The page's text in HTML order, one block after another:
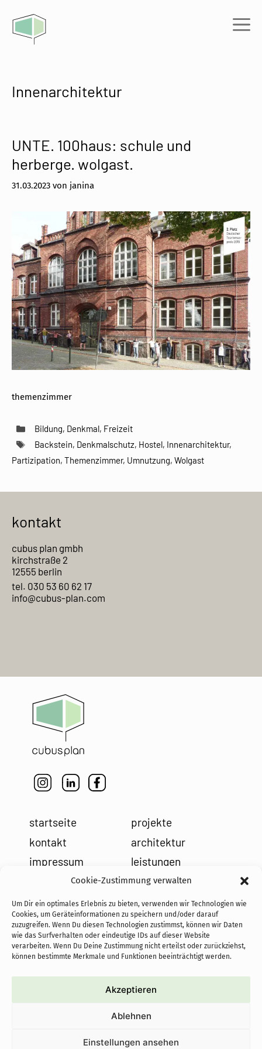
Cookie-Zustimmung verwalten
Um Dir ein optimales Erlebnis zu bieten, verwenden wir Technologien wie
Cookies, um Geräteinformationen zu speichern und/oder darauf
zuzugreifen. Wenn Du diesen Technologien zustimmst, können wir Daten
wie das Surfverhalten oder eindeutige IDs auf dieser Website
verarbeiten. Wenn Du Deine Zustimmung nicht erteilst oder zurückziehst,
können bestimmte Merkmale und Funktionen beeinträchtigt werden.
Akzeptieren
Ablehnen
Einstellungen ansehen
Inhalt
springen
Innenarchitektur
UNTE. 100haus: schule und
herberge. wolgast.
31.03.2023 von janina
themenzimmer
Kategorien
Bildung, Denkmal, Freizeit
Schlagwörter
Backstein, Denkmalschutz, Hostel, Innenarchitektur,
Partizipation, Themenzimmer, Umnutzung, Wolgast
kontakt
cubus plan gmbh
kirchstraße 2
12555 berlin
tel. 030 53 60 62 17
info@cubus-plan.com
startseite
projekte
kontakt
architektur
impressum
leistungen
datenschutz
holzbau
cookies
team
news
sostenibles con objetivo social